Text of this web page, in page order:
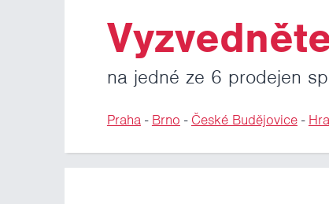
na jedné ze 6 prodejen
Praha- Brno - České Budějovice-